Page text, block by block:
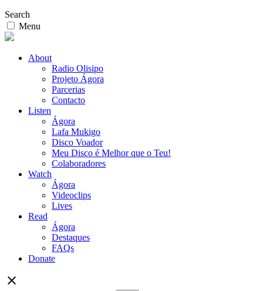
Search
Menu
About
Radio Olisipo
Projeto Ágora
Parcerias
Contacto
Listen
Ágora
Lafa Mukigo
Disco Voador
Meu Disco é Melhor que o Teu!
Colaboradores
Watch
Ágora
Videoclips
Lives
Read
Ágora
Destaques
FAQs
Donate
close